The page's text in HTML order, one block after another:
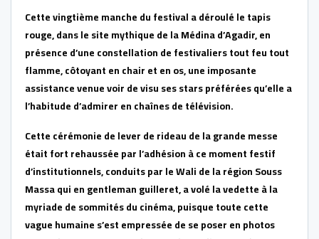
Cette vingtième manche du festival a déroulé le tapis
rouge, dans le site mythique de la Médina d’Agadir, en
présence d’une constellation de festivaliers tout feu tout
flamme, côtoyant en chair et en os, une imposante
assistance venue voir de visu ses stars préférées qu’elle a
l’habitude d’admirer en chaînes de télévision.
Cette cérémonie de lever de rideau de la grande messe
était fort rehaussée par l’adhésion à ce moment festif
d’institutionnels, conduits par le Wali de la région Souss
Massa qui en gentleman guilleret, a volé la vedette à la
myriade de sommités du cinéma, puisque toute cette
vague humaine s’est empressée de se poser en photos